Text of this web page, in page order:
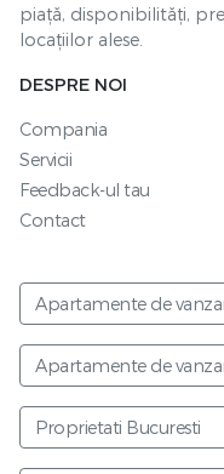
piață, disponibilități,
locațiilor alese.
DESPRE NOI
Compania
Servicii
Feedback-ul tau
Contact
Apartamente de
Apartamente de
Proprietati Bucuresti